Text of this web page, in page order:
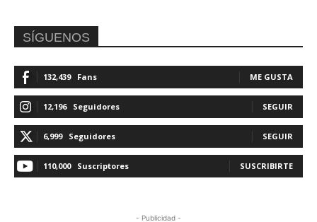
SÍGUENOS
132,439 Fans ME GUSTA
12,196 Seguidores SEGUIR
6,999 Seguidores SEGUIR
110,000 Suscriptores SUSCRIBIRTE
- Publicidad -